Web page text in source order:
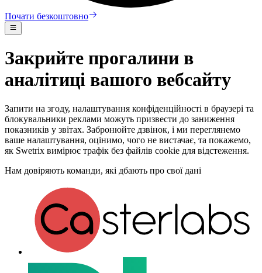
Почати безкоштовно
Закрийте прогалини в
аналітиці вашого вебсайту
Запити на згоду, налаштування конфіденційності в браузері та
блокувальники реклами можуть призвести до заниження
показників у звітах. Забронюйте дзвінок, і ми переглянемо
ваше налаштування, оцінимо, чого не вистачає, та покажемо,
як Swetrix вимірює трафік без файлів cookie для відстеження.
Нам довіряють команди, які дбають про свої дані